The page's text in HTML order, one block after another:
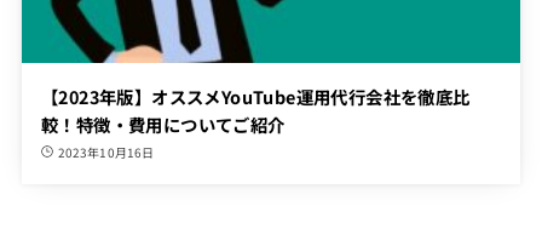
【2023年版】オススメYouTube運用代行会社を徹底比
較！特徴・費用についてご紹介
2023年10月16日